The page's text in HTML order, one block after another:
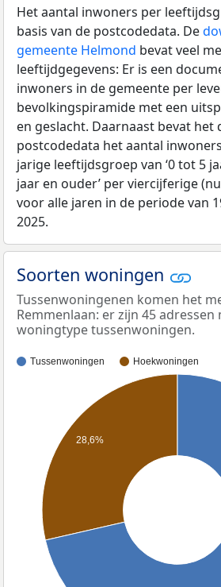
Het aantal inwoners per
basis van de postcodedata. De
gemeente Helmond bevat veel
leeftijdgegevens: Er is een
inwoners in de gemeente per
bevolkingspiramide met een
en geslacht. Daarnaast bevat
postcodedata het aantal
jarige leeftijdsgroep van ‘0 tot 5
jaar en ouder’ per viercijferige
voor alle jaren in de periode van
2025.
Soorten woningen
Tussenwoningenen komen het
Remmenlaan: er zijn 45 adressen
woningtype tussenwoningen.
Tussenwoningen Hoekwoningen
28,6%